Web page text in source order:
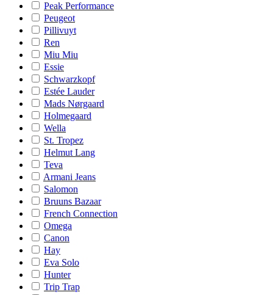
Peak Performance
Peugeot
Pillivuyt
Ren
Miu Miu
Essie
Schwarzkopf
Estée Lauder
Mads Nørgaard
Holmegaard
Wella
St. Tropez
Helmut Lang
Teva
Armani Jeans
Salomon
Bruuns Bazaar
French Connection
Omega
Canon
Hay
Eva Solo
Hunter
Trip Trap